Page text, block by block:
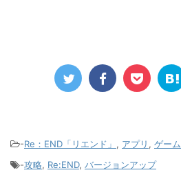
-Re：END「リエンド」 , アプリ , ゲーム
-攻略, Re:END, バージョンアップ